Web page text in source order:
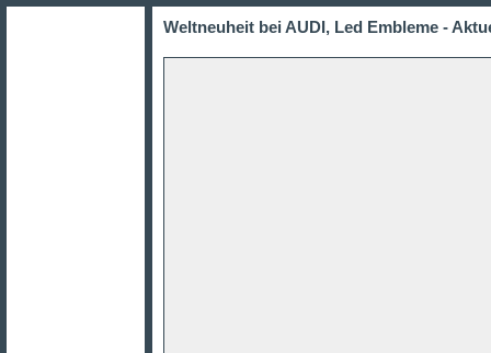
Weltneuheit bei AUDI, Led Embleme -